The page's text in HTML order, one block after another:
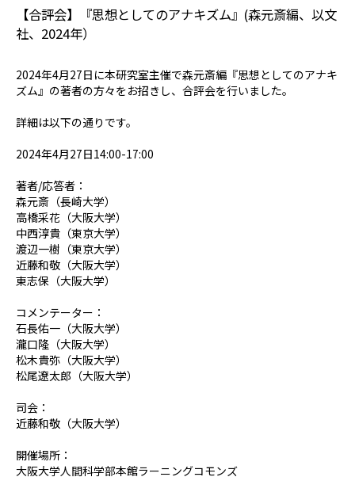
【合評会】『思想としてのアナキズム』(森元斎編、以文
社、2024年）
2024年4月27日に本研究室主催で森元斎編『思想としてのアナキ
ズム』の著者の方々をお招きし、合評会を行いました。
詳細は以下の通りです。
2024年4月27日14:00-17:00
著者/応答者：
森元斎（長崎大学）
高橋采花（大阪大学）
中西淳貴（東京大学）
渡辺一樹（東京大学）
近藤和敬（大阪大学）
東志保（大阪大学）
コメンテーター：
石長佑一（大阪大学）
瀧口隆（大阪大学）
松木貴弥（大阪大学）
松尾遼太郎（大阪大学）
司会：
近藤和敬（大阪大学）
開催場所：
大阪大学人間科学部本館ラーニングコモンズ